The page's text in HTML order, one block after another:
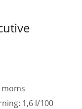
1,6 l/100